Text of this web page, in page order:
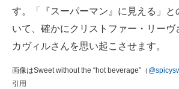
す。「『スーパーマン』に見える」と
いて、確かにクリストファー・リーヴ
カヴィルさんを思い起こさせます。
画像はSweet without the “hot beverage”（
引用